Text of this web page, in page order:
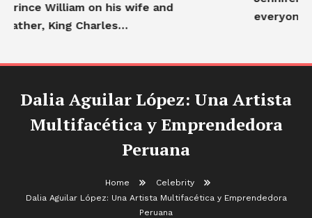
William on his wife and
King Charles…
everyone…
Dalia Aguilar López: Una Artista
Multifacética y Emprendedora
Peruana
Home
Celebrity
Dalia Aguilar López: Una Artista Multifacética y Emprendedora
Peruana